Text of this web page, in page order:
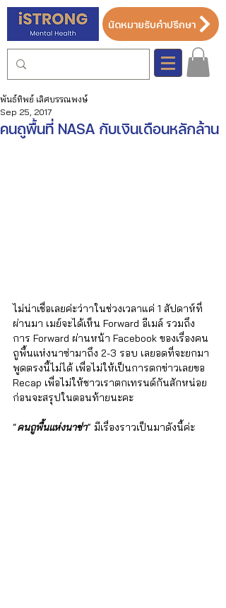
นัดหมายรับคำปรึกษา
คนถูพื้นที่ NASA กับเงินเดือนหลักล้าน
พันธ์ทิพย์ เลิศบรรณพงษ์
Sep 25, 2017
ไม่น่าเชื่อเลยค่ะว่าาในช่วงเวลาแค่ 1 สัปดาห์ที่
ผ่านมา เมย์จะได้เห็น Forward อีเมล์ รวมถึง
การ Forward ผ่านหน้า Facebook ของเรื่องคน
ถูพื้นแห่งนาซ่ามาถึง 2-3 รอบ เลยอดที่จะยกมา
พูดตรงนี้ไม่ได้ เพื่อไม่ให้เป็นการตกข่าวเลยขอ
Recap เพื่อไม่ให้ชาวเราตกเทรนด์กันสักหน่อย
ก่อนจะสรุปในตอนท้ายนะคะ
“คนถูพื้นแห่งนาซ่า” มีเรื่องราวเป็นมาดังนี้ค่ะ